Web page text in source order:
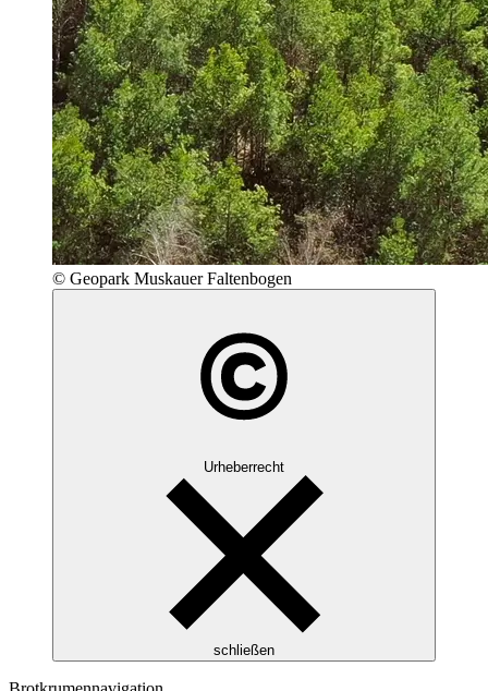
© Geopark Muskauer Faltenbogen
Urheberrecht
schließen